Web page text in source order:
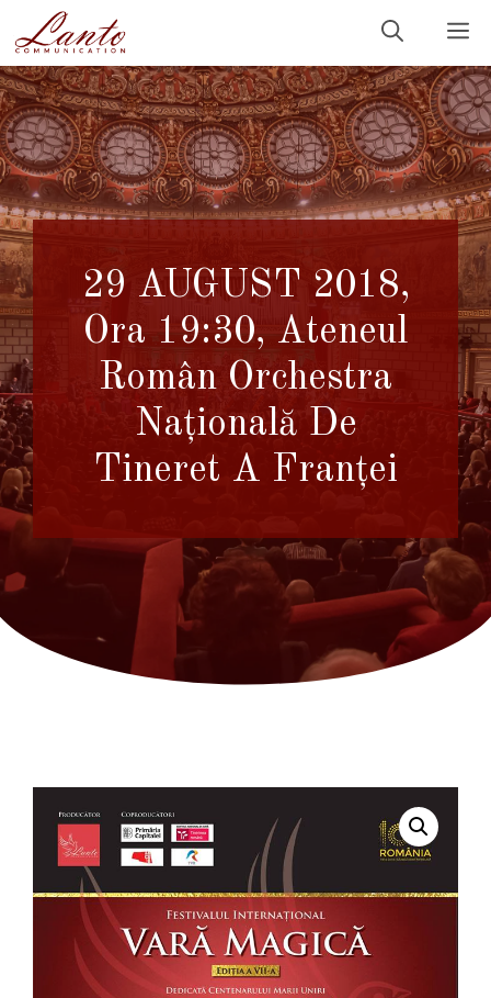
la
conținut
29 AUGUST 2018,
Ora 19:30, Ateneul
Român Orchestra
Națională De
Tineret A Franței